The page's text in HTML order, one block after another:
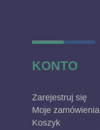
KONTO
Zarejestruj się
Moje zamówienia
Koszyk